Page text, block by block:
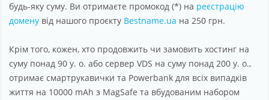
будь-яку суму. Ви отримаєте промокод (*) на реєстрацію
домену від нашого проєкту Bestname.ua на 250 грн.
Крім того, кожен, хто продовжить чи замовить хостинг на
суму понад 90 у. о. або сервер VDS на суму понад 200 у. о.,
отримає смартрукавички та Powerbank для всіх випадків
життя на 10000 mAh з MagSafe та вбудованим набором